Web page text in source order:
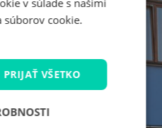
v súlade s našimi
súborov cookie.
PRIJAŤ VŠETKO